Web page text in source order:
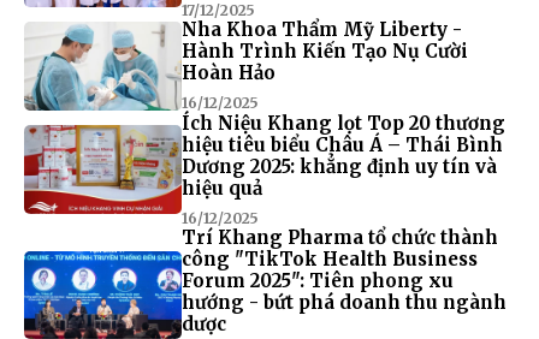
17/12/2025
Nha Khoa Thẩm Mỹ Liberty -
Hành Trình Kiến Tạo Nụ Cười
Hoàn Hảo
16/12/2025
Ích Niệu Khang lọt Top 20 thương
hiệu tiêu biểu Châu Á – Thái Bình
Dương 2025: khẳng định uy tín và
hiệu quả
16/12/2025
Trí Khang Pharma tổ chức thành
công "TikTok Health Business
Forum 2025": Tiên phong xu
hướng - bứt phá doanh thu ngành
dược